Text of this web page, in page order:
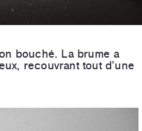
bouché. La brume a
recouvrant tout d’une